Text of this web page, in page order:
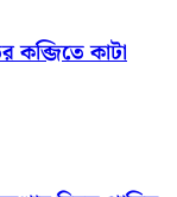
কব্জিতে কাটা